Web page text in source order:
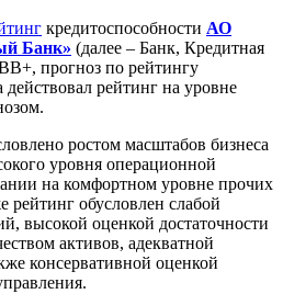
кредитоспособности АО
Банк» (далее – Банк, Кредитная
прогноз по рейтингу
рейтинг на уровне
ростом масштабов бизнеса
уровня операционной
на комфортном уровне прочих
обусловлен слабой
высокой оценкой достаточности
активов, адекватной
консервативной оценкой